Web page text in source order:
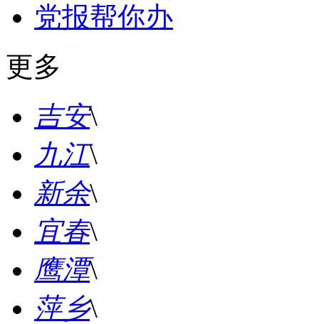
党报帮你办
更多
吉安\
九江\
新余\
宜春\
鹰潭\
萍乡\